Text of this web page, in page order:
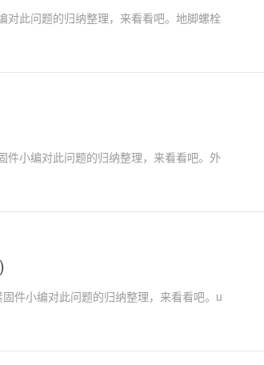
此问题的归纳整理，来看看吧。地脚螺栓
件小编对此问题的归纳整理，来看看吧。外
件小编对此问题的归纳整理，来看看吧。u